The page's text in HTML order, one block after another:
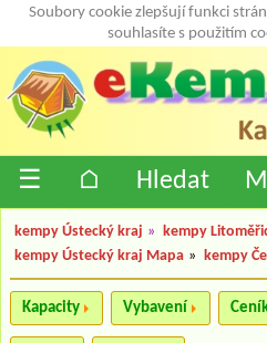
Soubory cookie zlepšují funkci
souhlasíte s použitím
☰ ⌂ Hledat
kempy Ústecký kraj » kempy
kempy Ústecký kraj Mapa » kempy
Kapacity Vybavení